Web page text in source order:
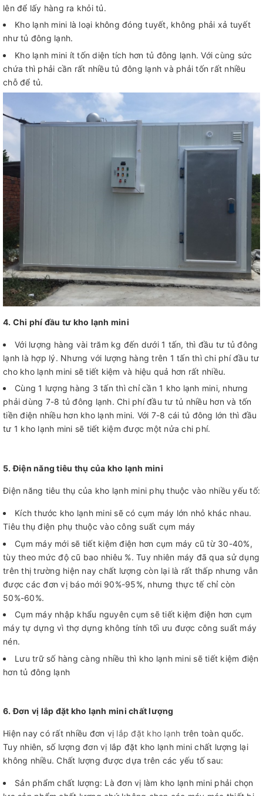
lên để lấy hàng ra khỏi tủ.
Kho lạnh mini là loại không đóng tuyết, không phải xả tuyết
như tủ đông lạnh.
Kho lạnh mini ít tốn diện tích hơn tủ đông lạnh. Với cùng sức
chứa thì phải cần rất nhiều tủ đông lạnh và phải tốn rất nhiều
chỗ để tủ.
4. Chi phí đầu tư kho lạnh mini
Với lượng hàng vài trăm kg đến dưới 1 tấn, thì đầu tư tủ đông
lạnh là hợp lý. Nhưng với lượng hàng trên 1 tấn thì chi phí đầu tư
cho kho lạnh mini sẽ tiết kiệm và hiệu quả hơn rất nhiều.
Cùng 1 lượng hàng 3 tấn thì chỉ cần 1 kho lạnh mini, nhưng
phải dùng 7-8 tủ đông lạnh. Chi phí đầu tư tủ nhiều hơn và tốn
tiền điện nhiều hơn kho lạnh mini. Với 7-8 cái tủ đông lớn thì đầu
tư 1 kho lạnh mini sẽ tiết kiệm được một nửa chi phí.
5. Điện năng tiêu thụ của kho lạnh mini
Điện năng tiêu thụ của kho lạnh mini phụ thuộc vào nhiều yếu tố:
Kích thước kho lạnh mini sẽ có cụm máy lớn nhỏ khác nhau.
Tiêu thụ điện phụ thuộc vào công suất cụm máy
Cụm máy mới sẽ tiết kiệm điện hơn cụm máy cũ từ 30-40%,
tùy theo mức độ cũ bao nhiêu %. Tuy nhiên máy đã qua sử dụng
trên thị trường hiện nay chất lượng còn lại là rất thấp nhưng vẫn
được các đơn vị báo mới 90%-95%, nhưng thực tế chỉ còn
50%-60%.
Cụm máy nhập khẩu nguyên cụm sẽ tiết kiệm điện hơn cụm
máy tự dựng vì thợ dựng không tính tối ưu được công suất máy
nén.
Lưu trữ số hàng càng nhiều thì kho lạnh mini sẽ tiết kiệm điện
hơn tủ đông lạnh
6. Đơn vị lắp đặt kho lạnh mini chất lượng
Hiện nay có rất nhiều đơn vị lắp đặt kho lạnh trên toàn quốc.
Tuy nhiên, số lượng đơn vị lắp đặt kho lạnh mini chất lượng lại
không nhiều. Chất lượng được dựa trên các yếu tố sau:
Sản phẩm chất lượng: Là đơn vị làm kho lạnh mini phải chọn